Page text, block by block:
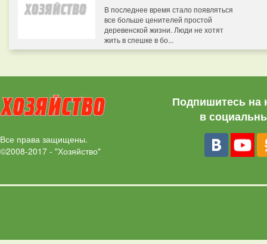
В последнее время стало появляться
все больше ценителей простой
деревенской жизни. Люди не хотят
жить в спешке в бо...
Все права защищены.
©2008-2017 - "Хозяйство"
Подпишитесь на
в